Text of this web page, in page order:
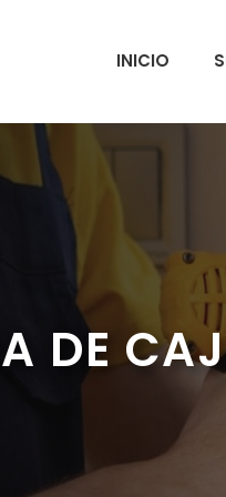
INICIO
DE